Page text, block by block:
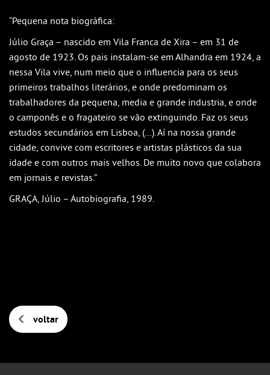
“Pequena nota biográfica:
Júlio Graça – nascido em Vila Franca de Xira – em 31 de
agosto de 1923. Os pais instalam-se em Alhandra em 1924, a
nessa Vila vive, num meio que o influencia para os seus
primeiros trabalhos literários, e onde predominam os
trabalhadores da pequena, media e grande industria, e onde
o camponês e o fragateiro se vão extinguindo. Faz os seus
estudos secundários em Lisboa, (…). Aí na nossa grande
cidade, convive com escritores e artistas plásticos da sua
idade e com outros mais velhos. De muito novo que colabora
em jornais e revistas.”
GRAÇA, Júlio – Autobiografia, 1989.
voltar